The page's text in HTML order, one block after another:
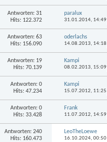
Antworten: 31
Hits: 122.372
paralux
31.01.2014, 14:49
Antworten: 63
Hits: 156.090
oderlachs
14.08.2013, 14:18
Antworten: 19
Hits: 70.139
Kampi
08.02.2013, 15:09
Antworten: 0
Hits: 47.234
Kampi
15.07.2012, 11:25
Antworten: 0
Hits: 33.428
Frank
11.07.2012, 14:59
Antworten: 240
Hits: 160.473
LeoTheLoewe
16.10.2024, 00:50